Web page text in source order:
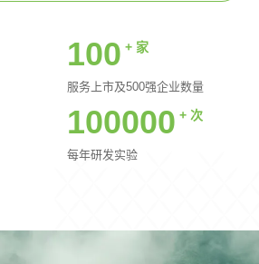
100 + 家
服务上市及500强企业数量
100000 + 次
每年研发实验